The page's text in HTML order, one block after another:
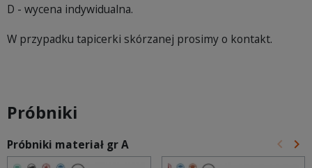
D - wycena indywidualna.
W przypadku tapicerki skórzanej prosimy o kontakt.
Próbniki
Próbniki materiał gr A keyboard_arrow_left keyboard_arrow_right